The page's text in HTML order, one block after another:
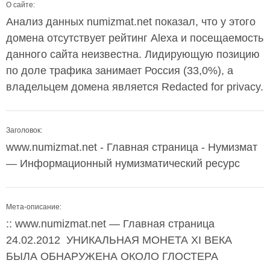
О сайте:
Анализ данных numizmat.net показал, что у этого
домена отсутствует рейтинг Alexa и посещаемость
данного сайта неизвестна. Лидирующую позицию
по доле трафика занимает Россия (33,0%), а
владельцем домена является Redacted for privacy.
Заголовок:
www.numizmat.net - Главная страница - Нумизмат
— Информационный нумизматический ресурс
Мета-описание:
:: www.numizmat.net — Главная страница
24.02.2012 УНИКАЛЬНАЯ МОНЕТА XI ВЕКА
БЫЛА ОБНАРУЖЕНА ОКОЛО ГЛОСТЕРА